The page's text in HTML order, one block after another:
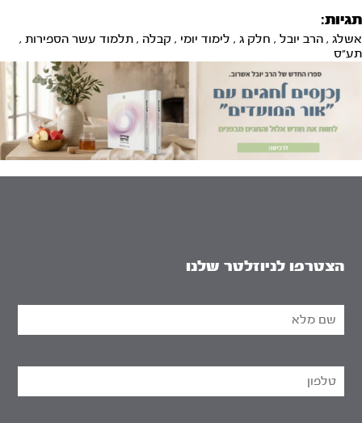
תגיות:
אשלג , הרב יובל , חלק ג , לימוד יומי , קבלה , תלמוד עשר הספירות ,
תע"ס
הצטרפו לניוזלטר שלנו